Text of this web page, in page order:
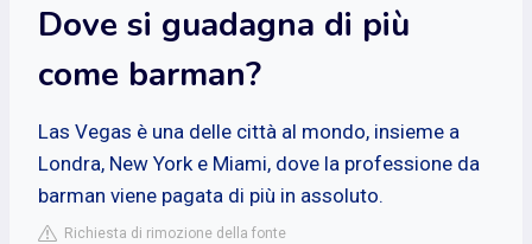
Dove si guadagna di più
come barman?
Las Vegas è una delle città al mondo, insieme a
Londra, New York e Miami, dove la professione da
barman viene pagata di più in assoluto.
Richiesta di rimozione della fonte